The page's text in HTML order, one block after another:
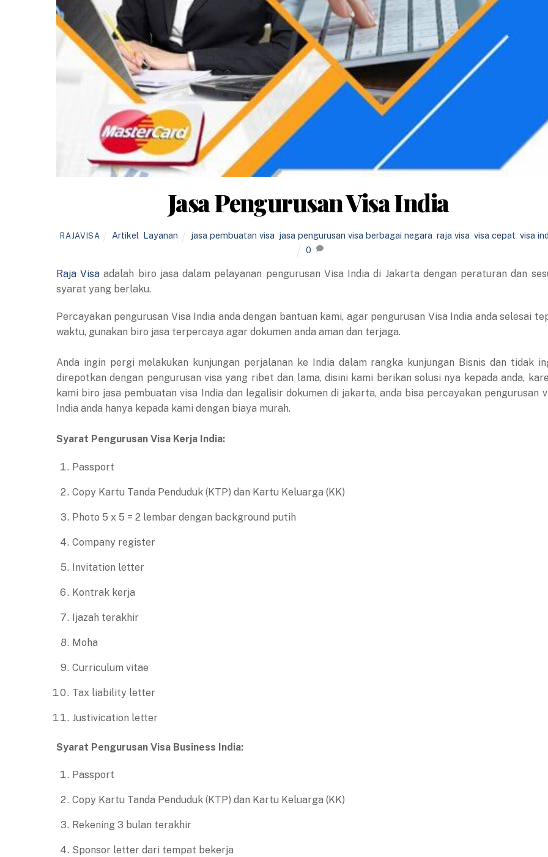
Jasa Pengurusan Visa India
RAJAVISA Artikel Layanan jasa pembuatan visa jasa pengurusan visa berbagai negara ,raja visa ,visa cepat ,visa
0
Raja Visa adalah biro jasa dalam pelayanan pengurusan Visa India di Jakarta dengan peraturan dan
syarat yang berlaku.
Percayakan pengurusan Visa India anda dengan bantuan kami, agar pengurusan Visa India anda selesai
waktu, gunakan biro jasa terpercaya agar dokumen anda aman dan terjaga.
Anda ingin pergi melakukan kunjungan perjalanan ke India dalam rangka kunjungan Bisnis dan tidak
direpotkan dengan pengurusan visa yang ribet dan lama, disini kami berikan solusi nya kepada anda,
kami biro jasa pembuatan visa India dan legalisir dokumen di jakarta, anda bisa percayakan pengurusan
India anda hanya kepada kami dengan biaya murah.
Syarat Pengurusan Visa Kerja India:
Passport
Copy Kartu Tanda Penduduk (KTP) dan Kartu Keluarga (KK)
Photo 5 x 5 = 2 lembar dengan background putih
Company register
Invitation letter
Kontrak kerja
Ijazah terakhir
Moha
Curriculum vitae
Tax liability letter
Justivication letter
Syarat Pengurusan Visa Business India:
Passport
Copy Kartu Tanda Penduduk (KTP) dan Kartu Keluarga (KK)
Rekening 3 bulan terakhir
Sponsor letter dari tempat bekerja